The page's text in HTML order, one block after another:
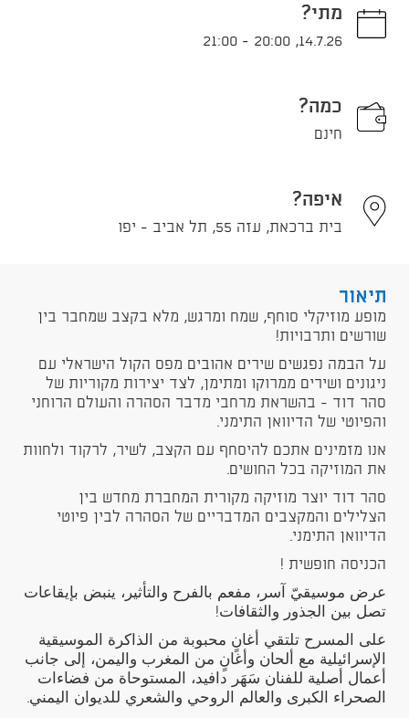
מתי?
14.7.26
,
20:00
-
21:00
כמה?
חינם
איפה?
בית ברכאת, עזה 55, תל אביב - יפו
תיאור
מופע מוזיקלי סוחף, שמח ומרגש, מלא בקצב שמחבר בין
שורשים ותרבויות!
על הבמה נפגשים שירים אהובים מפס הקול הישראלי עם
ניגונים ושירים ממרוקו ומתימן, לצד יצירות מקוריות של
סהר דוד - בהשראת מרחבי מדבר הסהרה והעולם הרוחני
והפיוטי של הדיוואן התימני.
אנו מזמינים אתכם להיסחף עם הקצב, לשיר, לרקוד ולחוות
את המוזיקה בכל החושים.
סהר דוד יוצר מוזיקה מקורית המחברת מחדש בין
הצלילים והמקצבים המדבריים של הסהרה לבין פיוטי
הדיוואן התימני.
הכניסה חופשית !
عرض موسيقيّ آسر، مفعم بالفرح والتأثير، ينبض بإيقاعات
تصل بين الجذور والثقافات!
على المسرح تلتقي أغانٍ محبوبة من الذاكرة الموسيقية
الإسرائيلية مع ألحان وأغانٍ من المغرب واليمن، إلى جانب
أعمال أصلية للفنان سَهَر دافيد، المستوحاة من فضاءات
الصحراء الكبرى والعالم الروحي والشعري للديوان اليمني.